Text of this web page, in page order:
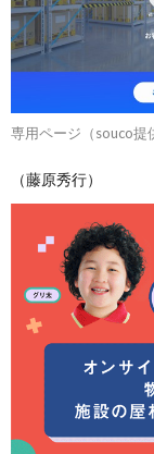
専用ページ（souco提
（藤原秀行）